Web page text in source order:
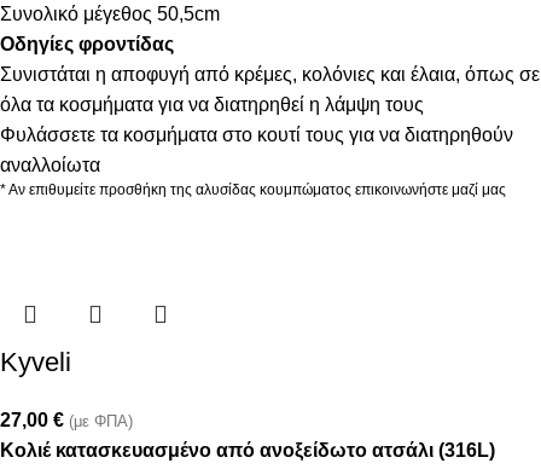
Συνολικό μέγεθος 50,5cm
Οδηγίες φροντίδας
Συνιστάται η αποφυγή από κρέμες, κολόνιες και έλαια, όπως σε
όλα τα κοσμήματα για να διατηρηθεί η λάμψη τους
Φυλάσσετε τα κοσμήματα στο κουτί τους για να διατηρηθούν
αναλλοίωτα
* Αν επιθυμείτε προσθήκη της αλυσίδας κουμπώματος επικοινωνήστε μαζί μας
Kyveli
27,00 € (με ΦΠΑ)
Κολιέ κατασκευασμένο από ανοξείδωτο ατσάλι (316L)